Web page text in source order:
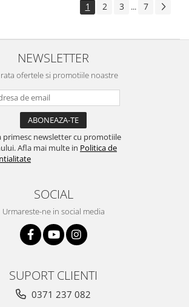
1 2 3 ... 7
NEWSLETTER
ofertele si promotiile noastre
primesc newsletter cu promotiile
Afla mai multe in Politica de
SOCIAL
Urmareste-ne in social media
SUPORT CLIENTI
0371 237 082